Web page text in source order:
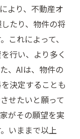
より、不動産オ
たり、物件の将
これによって、
行い、より多く
、AIは、物件の
決定することも
せたいと願って
がその願望を実
いままで以上